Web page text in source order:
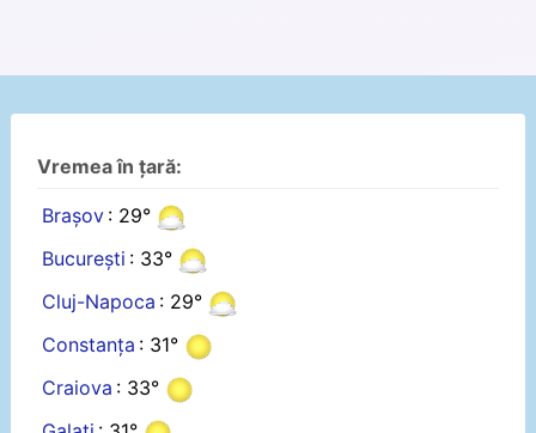
Vremea în țară:
Brașov : 29°
București : 33°
Cluj-Napoca : 29°
Constanța : 31°
Craiova : 33°